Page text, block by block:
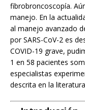
fibrobroncoscopía.
manejo. En la
al manejo avanzado
por SARS-CoV-2 es
COVID-19 grave,
1 en 58 pacientes
especialistas
descrita en la